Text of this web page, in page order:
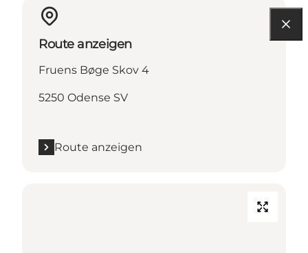
Route anzeigen
Fruens Bøge Skov 4
5250 Odense SV
Route anzeigen